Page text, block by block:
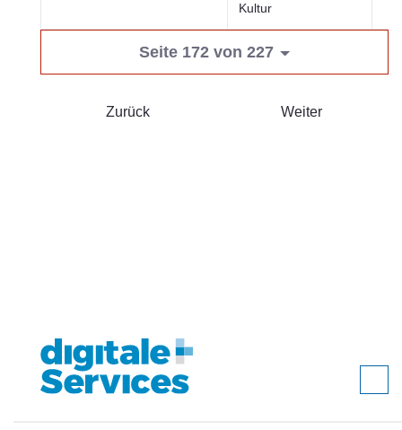
Kultur
Seite 172 von 227
Zurück Weiter